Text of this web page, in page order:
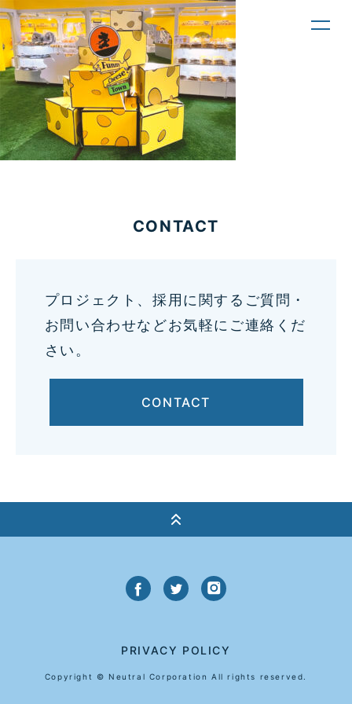
CONTACT
プロジェクト、採用に関するご質問・
お問い合わせなどお気軽にご連絡くだ
さい。
CONTACT
PRIVACY POLICY
Copyright © Neutral Corporation All rights reserved.